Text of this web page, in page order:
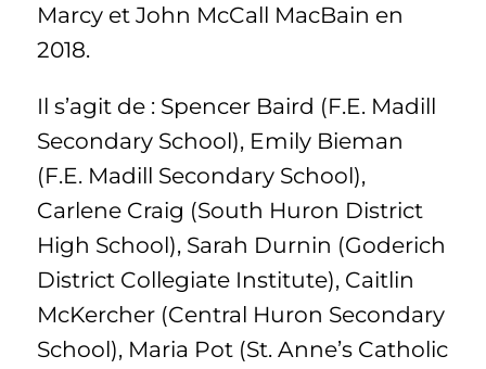
Marcy et John McCall MacBain en
2018.
Il s’agit de : Spencer Baird (F.E. Madill
Secondary School), Emily Bieman
(F.E. Madill Secondary School),
Carlene Craig (South Huron District
High School), Sarah Durnin (Goderich
District Collegiate Institute), Caitlin
McKercher (Central Huron Secondary
School), Maria Pot (St. Anne’s Catholic